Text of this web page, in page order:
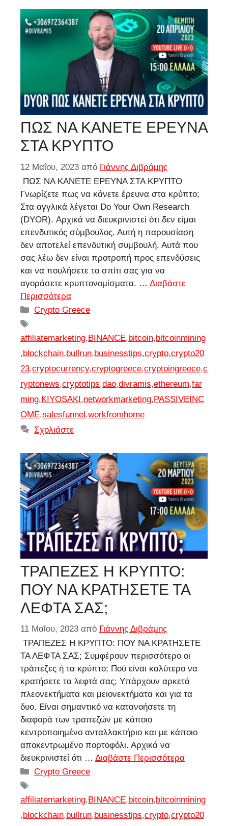
ΠΩΣ ΝΑ ΚΑΝΕΤΕ ΕΡΕΥΝΑ
ΣΤΑ ΚΡΥΠΤΟ
12 Μαΐου, 2023 από Γιάννης Διβράμης
ΠΩΣ ΝΑ ΚΑΝΕΤΕ ΕΡΕΥΝΑ ΣΤΑ ΚΡΥΠΤΟ
Γνωρίζετε πως να κάνετε έρευνα στα κρύπτο;
Στα αγγλικά λέγεται Do Your Own Research
(DYOR). Αρχικά να διευκρινιστεί ότι δεν είμαι
επενδυτικός σύμβουλος. Αυτή η παρουσίαση
δεν αποτελεί επενδυτική συμβουλή. Αυτά που
σας λέω δεν είναι προτροπή προς επενδύσεις
και να πουλήσετε το σπίτι σας για να
αγοράσετε κρυπτονομίσματα. … Διαβάστε
Περισσότερα
Κατηγορίες
Crypto Greece
affiliatemarketing,BINANCE,bitcoin,bitcoinmining
,blockchain,bullrun,businesstips,crypto,crypto20
23,cryptocurrency,cryptogreece,cryptoingreece,c
ryptonews,cryptotips,dao,divramis,ethereum,far
ming,KIYOSAKI,networkmarketing,PASSIVEINC
OME,salesfunnel,workfromhome
Σχολιάστε
ΤΡΑΠΕΖΕΣ Η ΚΡΥΠΤΟ:
ΠΟΥ ΝΑ ΚΡΑΤΗΣΕΤΕ ΤΑ
ΛΕΦΤΑ ΣΑΣ;
11 Μαΐου, 2023 από Γιάννης Διβράμης
ΤΡΑΠΕΖΕΣ Η ΚΡΥΠΤΟ: ΠΟΥ ΝΑ ΚΡΑΤΗΣΕΤΕ
ΤΑ ΛΕΦΤΑ ΣΑΣ; Συμφέρουν περισσότερο οι
τράπεζες ή τα κρύπτο; Πού είναι καλύτερο να
κρατήσετε τα λεφτά σας; Υπάρχουν αρκετά
πλεονεκτήματα και μειονεκτήματα και για τα
δυο. Είναι σημαντικό να κατανοήσετε τη
διαφορά των τραπεζών με κάποιο
κεντροποιημένο ανταλλακτήριο και με κάποιο
αποκεντρωμένο πορτοφόλι. Αρχικά να
διευκρινιστεί ότι … Διαβάστε Περισσότερα
Κατηγορίες
Crypto Greece
affiliatemarketing, BINANCE,bitcoin,bitcoinmining
,blockchain,bullrun,businesstips,crypto,crypto20